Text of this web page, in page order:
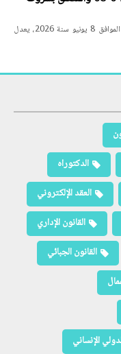
قانون رقم 26-12 مؤرخ في 22 ذي الحجة عام 1447 الموافق 8 يونيو سنة 2026، يعدل
الدكتوراه
العقد الإلكتروني
القانون الإداري
القانون الجبائي
الإنساني